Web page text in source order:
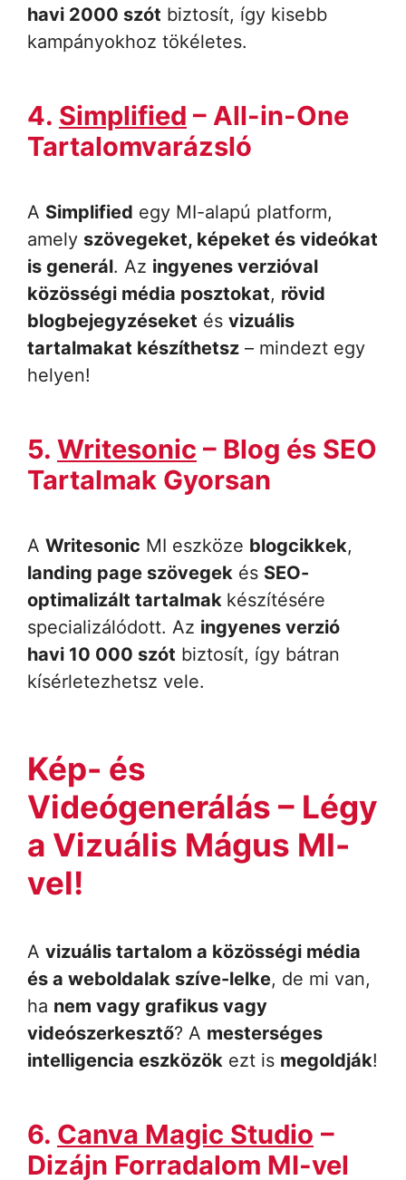
havi 2000 szót biztosít, így kisebb
kampányokhoz tökéletes.
4. Simplified – All-in-One
Tartalomvarázsló
A Simplified egy MI-alapú platform,
amely szövegeket, képeket és videókat
is generál. Az ingyenes verzióval
közösségi média posztokat, rövid
blogbejegyzéseket és vizuális
tartalmakat készíthetsz – mindezt egy
helyen!
5. Writesonic – Blog és SEO
Tartalmak Gyorsan
A Writesonic MI eszköze blogcikkek,
landing page szövegek és SEO-
optimalizált tartalmak készítésére
specializálódott. Az ingyenes verzió
havi 10 000 szót biztosít, így bátran
kísérletezhetsz vele.
Kép- és
Videógenerálás – Légy
a Vizuális Mágus MI-
vel!
A vizuális tartalom a közösségi média
és a weboldalak szíve-lelke, de mi van,
ha nem vagy grafikus vagy
videószerkesztő? A mesterséges
intelligencia eszközök ezt is megoldják!
6. Canva Magic Studio –
Dizájn Forradalom MI-vel